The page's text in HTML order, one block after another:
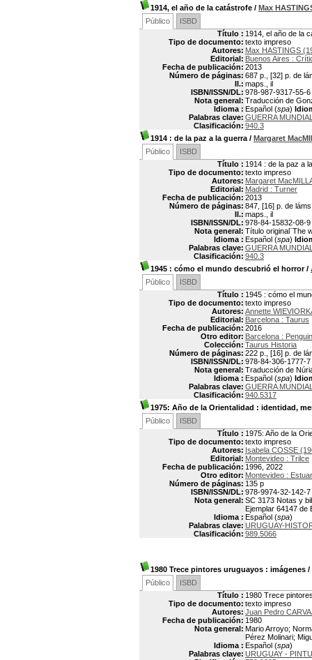
1914, el año de la catástrofe / Max
Público
ISBD
Título : 1914, el año de la
Tipo de documento: texto impreso
Autores: Max HASTINGS
Editorial: Buenos Aires :
Fecha de publicación: 2013
Número de páginas: 687 p., [32] p. de
Il.: maps., il
ISBN/ISSN/DL: 978-987-9317-55-6
Nota general: Traducción de
Idioma : Español (spa)
Palabras clave: GUERRA
Clasificación: 940.3
1914 : de la paz a la guerra / Margaret
Público
ISBD
Título : 1914 : de la paz a
Tipo de documento: texto impreso
Autores: Margaret
Editorial: Madrid : Turner
Fecha de publicación: 2013
Número de páginas: 847, [16] p. de
Il.: maps., il
ISBN/ISSN/DL: 978-84-15832-08-9
Nota general: Título original¨The
Idioma : Español (spa)
Palabras clave: GUERRA
Clasificación: 940.3
1945 : cómo el mundo descubrió el horror/
Público
ISBD
Título : 1945 : cómo el
Tipo de documento: texto impreso
Autores: Annette
Editorial: Barcelona : Taurus
Fecha de publicación: 2016
Otro editor: Barcelona :
Colección: Taurus Historia
Número de páginas: 222 p., [16] p. de
ISBN/ISSN/DL: 978-84-306-1777-7
Nota general: Traducción de
Idioma : Español (spa)
Palabras clave: GUERRA
Clasificación: 940.5317
1975: Año de la Orientalidad : identidad,
Público
ISBD
Título : 1975: Año de la
Tipo de documento: texto impreso
Autores: Isabela COSSE
Editorial: Montevideo : Trilce
Fecha de publicación: 1996, 2022
Otro editor: Montevideo :
Número de páginas: 135 p
ISBN/ISSN/DL: 978-9974-32-142-7
Nota general: SC 3173 Notas y
Ejemplar 64147 de
Idioma : Español (spa)
Palabras clave: URUGUAY-
Clasificación: 989.5066
1980 Trece pintores uruguayos : imágenes /
Público
ISBD
Título : 1980 Trece
Tipo de documento: texto impreso
Autores: Juan Pedro
Fecha de publicación: 1980
Nota general: Mario Arroyo;
Pérez Molinari;
Idioma : Español (spa)
Palabras clave: URUGUAY -